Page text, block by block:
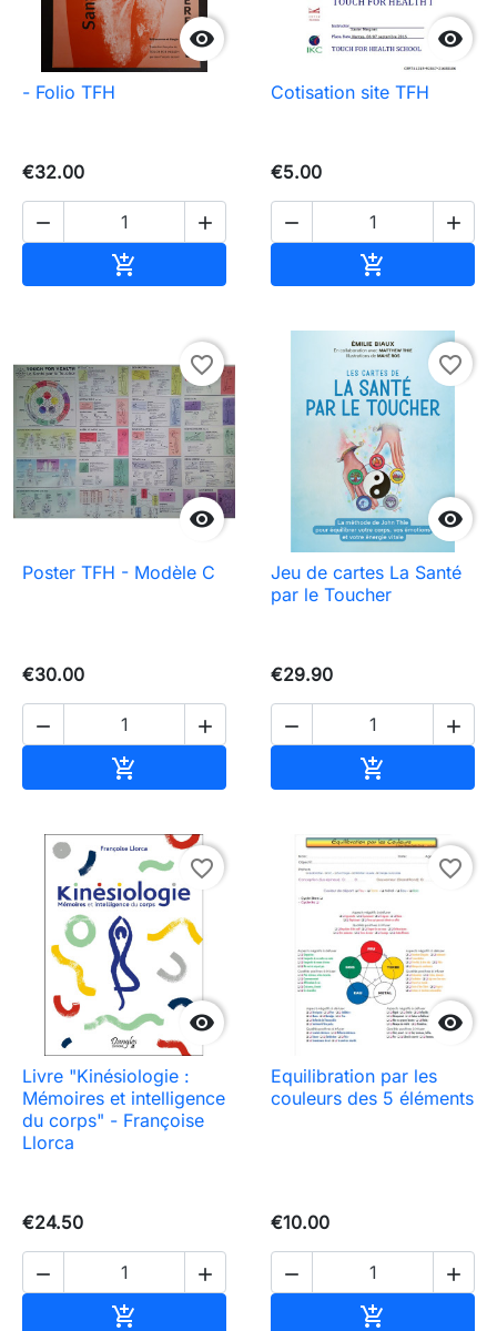

- Folio TFH
€32.00
 


Cotisation site TFH
€5.00
 


favorite_border
Poster TFH - Modèle C
€30.00
 


favorite_border
Jeu de cartes La Santé
par le Toucher
€29.90
 


favorite_border
Livre "Kinésiologie :
Mémoires et intelligence
du corps" - Françoise
Llorca
€24.50
 


favorite_border
Equilibration par les
couleurs des 5 éléments
€10.00
 
